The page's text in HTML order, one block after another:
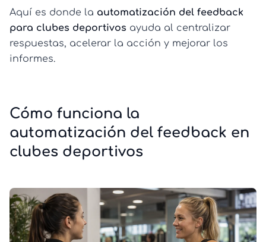
Aquí es donde la automatización del feedback
para clubes deportivos ayuda al centralizar
respuestas, acelerar la acción y mejorar los
informes.
Cómo funciona la
automatización del feedback en
clubes deportivos